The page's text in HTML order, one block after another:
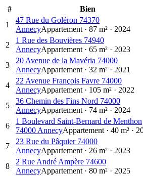
# Bien
1
47 Rue du Goléron 74370
AnnecyAppartement · 87 m² · 2024
2
1 Rue des Bouvières 74940
AnnecyAppartement · 65 m² · 2023
3
20 Avenue de la Mavéria 74000
AnnecyAppartement · 32 m² · 2021
4
22 Avenue François Favre 74000
AnnecyAppartement · 105 m² · 2022
5
36 Chemin des Fins Nord 74000
AnnecyAppartement · 74 m² · 2024
6
1 Boulevard Saint-Bernard de Menthon
74000 AnnecyAppartement · 40 m² ·
7
23 Rue du Pâquier 74000
AnnecyAppartement · 26 m² · 2023
8
2 Rue André Ampère 74600
AnnecyAppartement · 80 m² · 2025